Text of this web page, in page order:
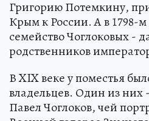
Григорию Потемкину,
Крым к России. А в 1798-
семейство Чоглоковых -
родственников
В XIX веке у поместья
владельцев. Один из них
Павел Чоглоков, чей